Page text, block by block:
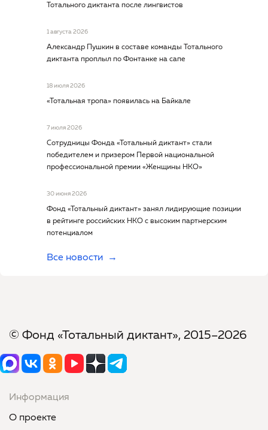
Тотального диктанта после лингвистов
1 августа 2026
Александр Пушкин в составе команды Тотального
диктанта проплыл по Фонтанке на сапе
18 июля 2026
«Тотальная тропа» появилась на Байкале
7 июля 2026
Сотрудницы Фонда «Тотальный диктант» стали
победителем и призером Первой национальной
профессиональной премии «Женщины НКО»
30 июня 2026
Фонд «Тотальный диктант» занял лидирующие позиции
в рейтинге российских НКО с высоким партнерским
потенциалом
Все новости
© Фонд «Тотальный диктант», 2015–2026
Информация
О проекте